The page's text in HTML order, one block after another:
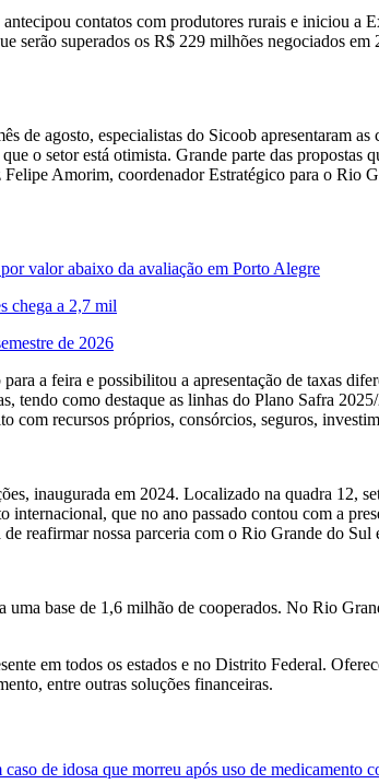
contatos com produtores rurais e iniciou a
serão superados os R$ 229 milhões negociados
de agosto, especialistas do Sicoob apresentaram
o setor está otimista. Grande parte das
Amorim, coordenador Estratégico para o
valor abaixo da avaliação em Porto Alegre
chega a 2,7 mil
de 2026
a feira e possibilitou a apresentação de taxas
tendo como destaque as linhas do Plano Safra
com recursos próprios, consórcios, seguros,
inaugurada em 2024. Localizado na quadra 12,
que no ano passado contou com a
reafirmar nossa parceria com o Rio Grande do
base de 1,6 milhão de cooperados. No Rio
em todos os estados e no Distrito Federal.
entre outras soluções financeiras.